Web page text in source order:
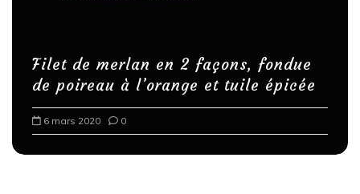
Filet de merlan en 2 façons, fondue
de poireau à l’orange et tuile épicée
6 mars 2020 0